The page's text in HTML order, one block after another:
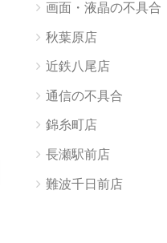
画面・液晶の不具合
秋葉原店
近鉄八尾店
通信の不具合
錦糸町店
長瀬駅前店
難波千日前店